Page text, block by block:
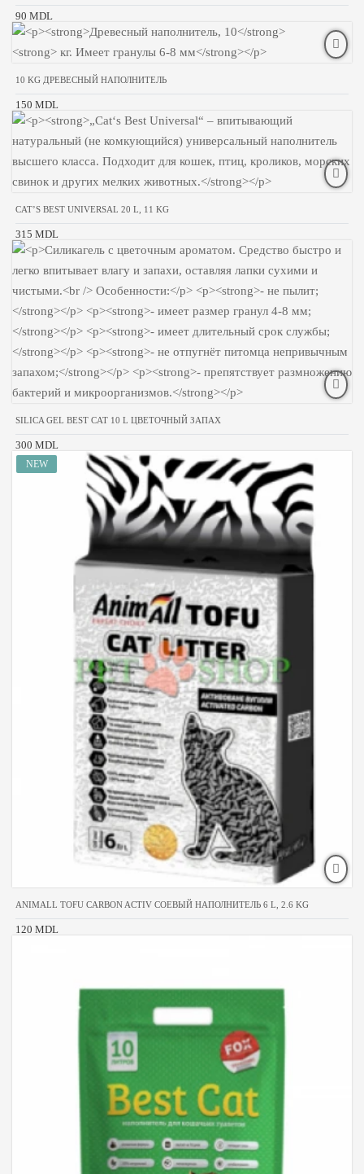
90 MDL
10 KG ДРЕВЕСНЫЙ НАПОЛНИТЕЛЬ
150 MDL
CAT’S BEST UNIVERSAL 20 L, 11 KG
315 MDL
SILICA GEL BEST CAT 10 L ЦВЕТОЧНЫЙ ЗАПАХ
300 MDL
ANIMALL TOFU CARBON ACTIV СОЕВЫЙ НАПОЛНИТЕЛЬ 6 L, 2.6 KG
120 MDL